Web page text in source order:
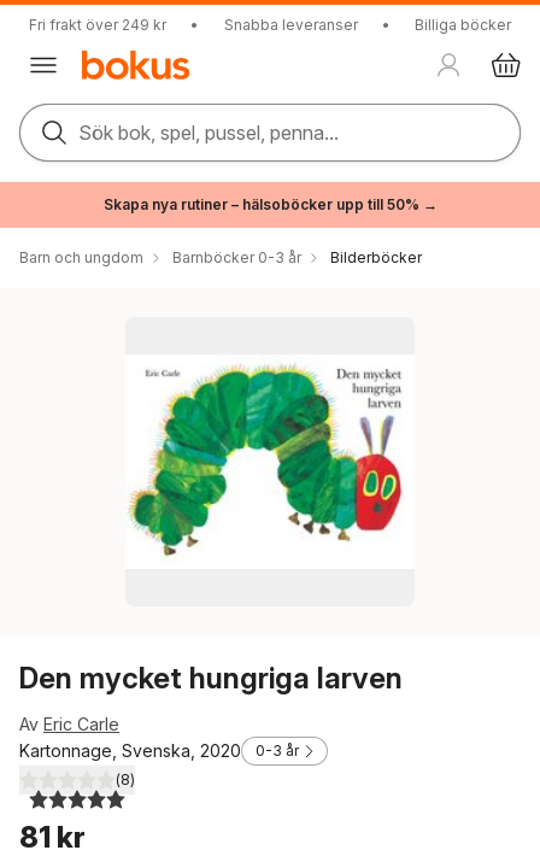
Fri frakt över 249 kr • Snabba leveranser • Billiga böcker
Sök bok, spel, pussel, penna...
Skapa nya rutiner – hälsoböcker upp till 50% →
Barn och ungdom Barnböcker 0-3 år Bilderböcker
Den mycket hungriga larven
Av Eric Carle
Kartonnage, Svenska, 2020
0-3 år
5,0utav 5 stjärnor. Totalt antal röster:
(8)
81 kr